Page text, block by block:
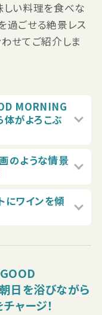
しい料理を食べな
過ごせる絶景レス
せてご紹介しま
MORNING
がよろこぶ
のような情景
にワインを傾
日を浴びながら
ャージ！